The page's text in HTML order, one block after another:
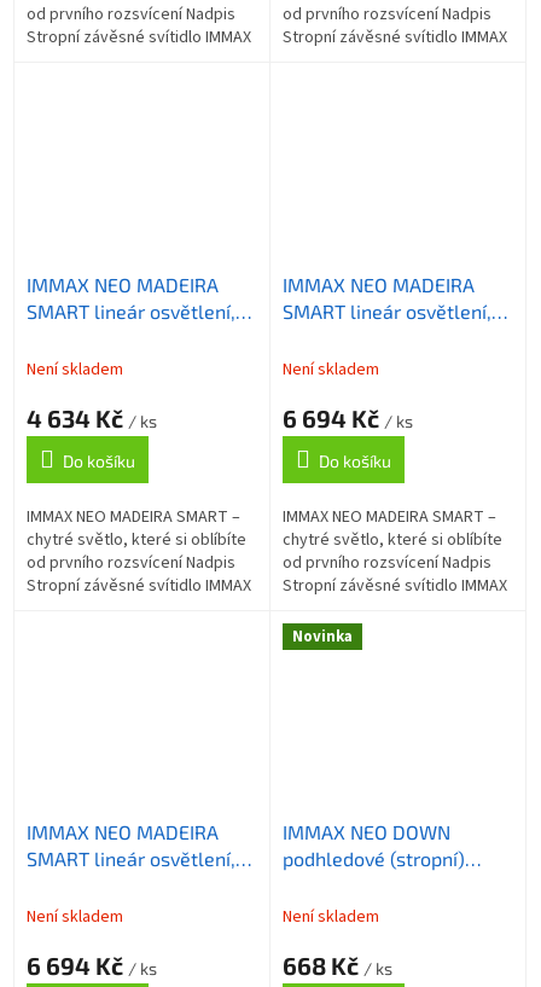
od prvního rozsvícení Nadpis
Stropní závěsné svítidlo IMMAX
od prvního rozsvícení Nadpis
Stropní závěsné svítidlo IMMAX
IMMAX NEO MADEIRA
SMART lineár osvětlení,
TUYA
Není skladem
4 634 Kč / ks
Do košíku
IMMAX NEO MADEIRA SMART –
chytré světlo, které si oblíbíte
od prvního rozsvícení Nadpis
Stropní závěsné svítidlo IMMAX
IMMAX NEO MADEIRA
SMART lineár osvětlení,
Fi, TUYA
Není skladem
6 694 Kč / ks
Do košíku
IMMAX NEO MADEIRA SMART –
chytré světlo, které si oblíbíte
od prvního rozsvícení Nadpis
Stropní závěsné svítidlo IMMAX
představuje praktický a...
IMMAX NEO MADEIRA
SMART lineár osvětlení,
Fi, TUYA
Není skladem
6 694 Kč / ks
Novinka
IMMAX NEO DOWN
podhledové (stropní)
podporou BEACON, CCT,
bílé
Není skladem
668 Kč / ks